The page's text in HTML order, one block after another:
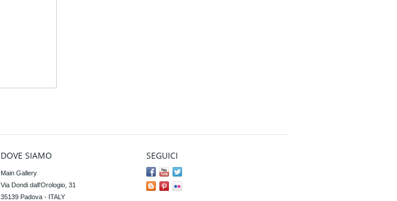
DOVE SIAMO
Main Gallery
Via Dondi dall'Orologio, 31
35139 Padova - ITALY
SEGUICI